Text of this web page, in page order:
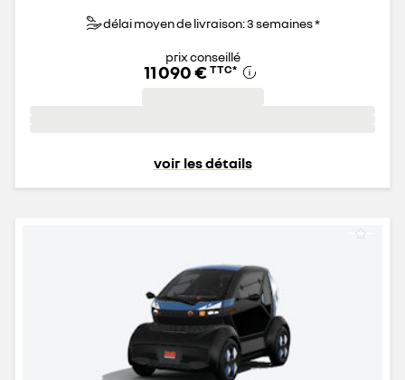
délai moyen de livraison: 3 semaines *
prix conseillé
11 090 € TTC*
voir les détails